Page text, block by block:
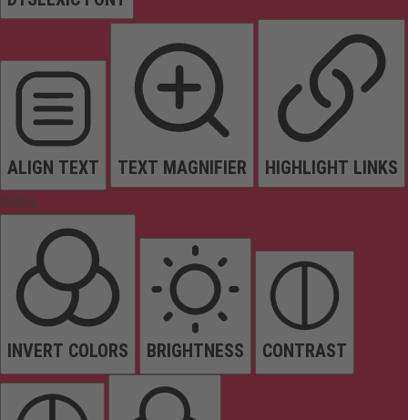
ALIGN TEXT TEXT MAGNIFIER HIGHLIGHT LINKS
Colors
INVERT COLORS BRIGHTNESS CONTRAST